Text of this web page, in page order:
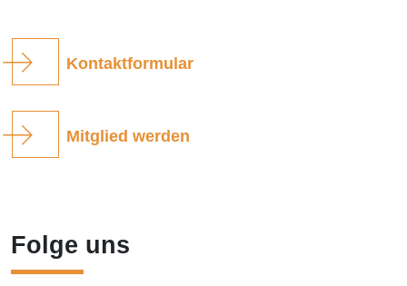
Kontaktformular
Mitglied werden
Folge uns